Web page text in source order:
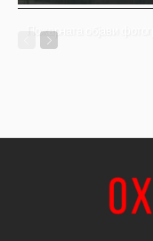
Пожарната објави